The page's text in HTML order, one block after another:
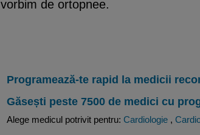
vorbim de ortopnee.
Programează-te rapid la medicii
Găsești peste 7500 de medici cu
Alege medicul potrivit pentru: Cardiologie ,